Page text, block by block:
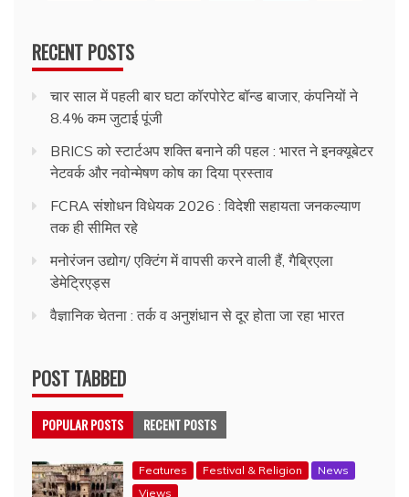
RECENT POSTS
चार साल में पहली बार घटा कॉरपोरेट बॉन्ड बाजार, कंपनियों ने
8.4% कम जुटाई पूंजी
BRICS को स्टार्टअप शक्ति बनाने की पहल : भारत ने इनक्यूबेटर
नेटवर्क और नवोन्मेषण कोष का दिया प्रस्ताव
FCRA संशोधन विधेयक 2026 : विदेशी सहायता जनकल्याण
तक ही सीमित रहे
मनोरंजन उद्योग/ एक्टिंग में वापसी करने वाली हैं, गैब्रिएला
डेमेट्रिएड्स
वैज्ञानिक चेतना : तर्क व अनुशंधान से दूर होता जा रहा भारत
POST TABBED
POPULAR POSTS RECENT POSTS
Features Festival & Religion
News
Views